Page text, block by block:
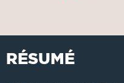
RÉSUMÉ